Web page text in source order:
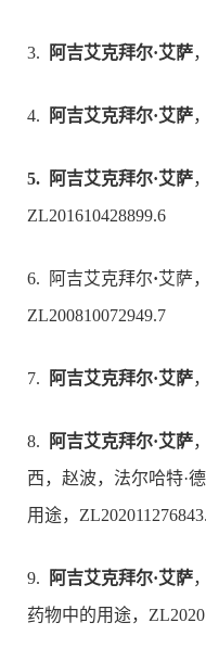
3. 阿吉艾克拜尔·艾萨
4. 阿吉艾克拜尔·艾萨
5. 阿吉艾克拜尔·艾萨
ZL201610428899.6
6. 阿吉艾克拜尔·艾萨
ZL200810072949.7
7. 阿吉艾克拜尔·艾萨
8. 阿吉艾克拜尔·艾萨
西，赵波，法尔哈特·
用途，
9. 阿吉艾克拜尔·艾萨
药物中的用途，